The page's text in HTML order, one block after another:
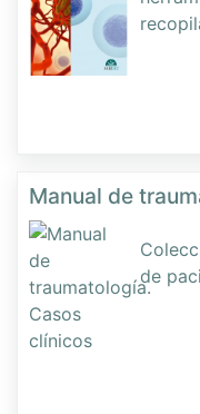
Manual de
de